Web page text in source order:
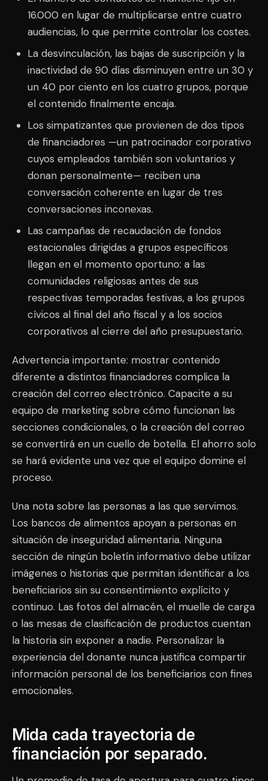
16.000 en lugar de multiplicarse entre cuatro
audiencias, lo que permite controlar los costes.
La desvinculación, las bajas de suscripción y la
inactividad de 90 días disminuyen entre un 30 y
un 40 por ciento en los cuatro grupos, porque
el contenido finalmente encaja.
Los simpatizantes que provienen de dos tipos
de financiadores —un patrocinador corporativo
cuyos empleados también son voluntarios y
donan personalmente— reciben una
conversación coherente en lugar de tres
conversaciones inconexas.
Las campañas de recaudación de fondos
estacionales dirigidas a grupos específicos
llegan en el momento oportuno: a las
comunidades religiosas antes de sus
respectivas temporadas festivas, a los grupos
cívicos al final del año fiscal y a los socios
corporativos al cierre del año presupuestario.
Advertencia importante: mostrar contenido
diferente a distintos financiadores complica la
creación del correo electrónico. Capacite a su
equipo de marketing sobre cómo funcionan las
secciones condicionales, o la creación del correo
se convertirá en un cuello de botella. El ahorro solo
se hará evidente una vez que el equipo domine el
proceso.
Una nota sobre las personas a las que servimos.
Los bancos de alimentos apoyan a personas en
situación de inseguridad alimentaria. Ninguna
sección de ningún boletín informativo debe utilizar
imágenes o historias que permitan identificar a los
beneficiarios sin su consentimiento explícito y
continuo. Las fotos del almacén, el muelle de carga
o las mesas de clasificación de productos cuentan
la historia sin exponer a nadie. Personalizar la
experiencia del donante nunca justifica compartir
información personal de los beneficiarios con fines
emocionales.
Mida cada trayectoria de
financiación por separado.